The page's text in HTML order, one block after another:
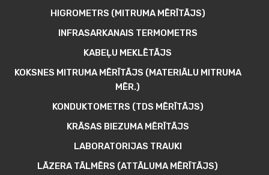
HIGROMETRS (MITRUMA MĒRĪTĀJS)
INFRASARKANAIS TERMOMETRS
KABEĻU MEKLĒTĀJS
KOKSNES MITRUMA MĒRĪTĀJS (MATERIĀLU MITRUMA
MĒR.)
KONDUKTOMETRS (TDS MĒRĪTĀJS)
KRĀSAS BIEZUMA MĒRĪTĀJS
LABORATORIJAS TRAUKI
LĀZERA TĀLMĒRS (ATTĀLUMA MĒRĪTĀJS)